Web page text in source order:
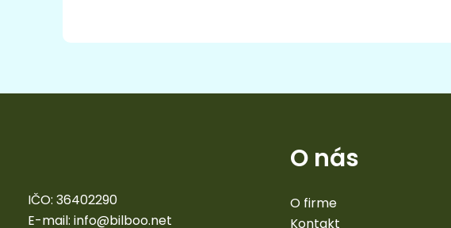
IČO: 36402290
E-mail: info@bilboo.net
O nás
O firme
Kontakt